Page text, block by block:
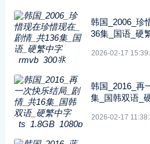
韩国_2006_珍
36集_国语_硬
2026-02-17
韩国_2016_再
集_国韩双语_
2026-02-17